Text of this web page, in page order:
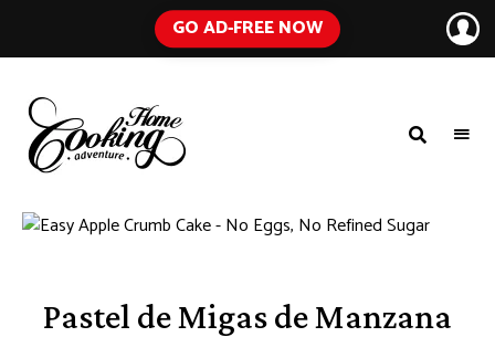
GO AD-FREE NOW
COOKING
ADVENTURE
Blog
with
Pastel de Migas de Manzana